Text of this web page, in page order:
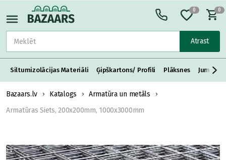
Atrast
0 0
Siltumizolācijas Materiāli Ģipškartons/ Profili Plāksnes Jumta
Bazaars.lv Katalogs
Armatūra un metāls
Armatūras Siets, 200x200mm, 1000x3000mm